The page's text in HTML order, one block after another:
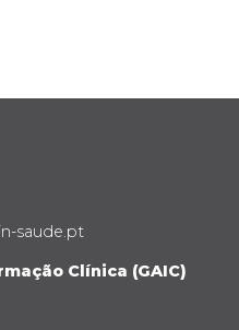
saude.pt
Clínica (GAIC)